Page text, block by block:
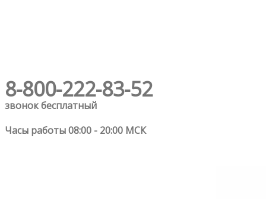
8-800-222-83-52
звонок бесплатный
Часы работы 08:00 - 20:00 МСК